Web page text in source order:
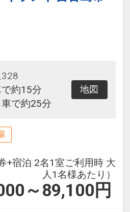
ート内循環バスのウ
。
/アウトはホテルブリ
しください。チェック
への送迎もありません
ださい。
。リネン交換、清掃は
現地払い）7日以上ご
7日に1回は清掃を無料
で約15分
車で約25分
地図
+宿泊 2名1室ご利用時 大
人1名様あたり）
～89,100 円